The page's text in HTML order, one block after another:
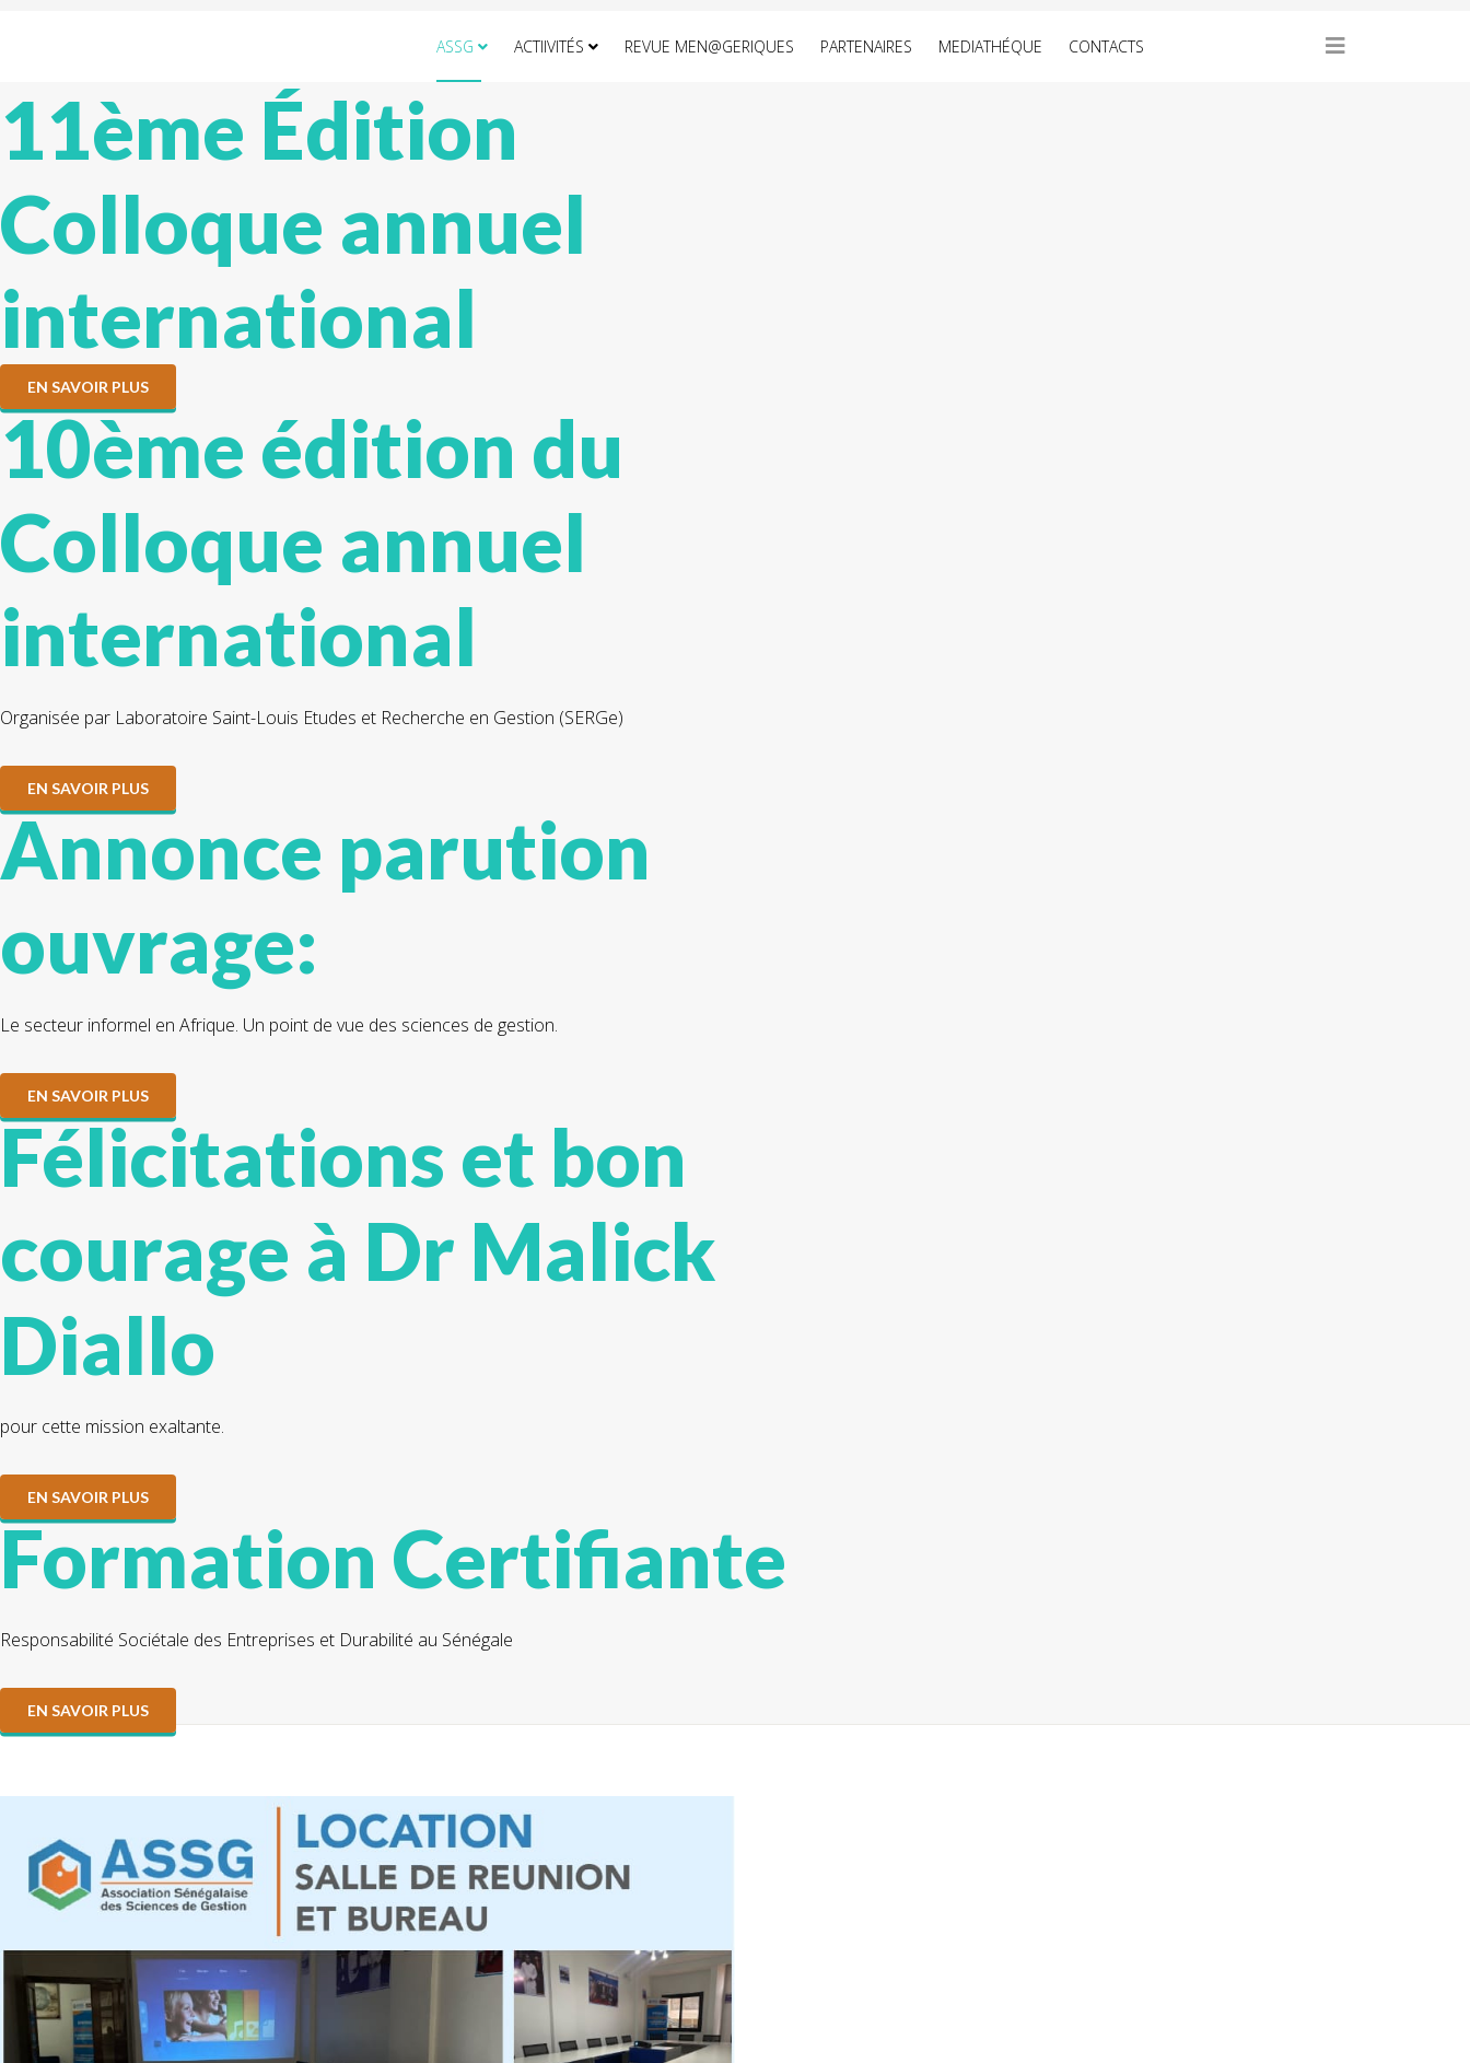
ASSG ACTIIVITÉS REVUE MEN@GERIQUES PARTENAIRES MEDIATHÉQUE CONTACTS
11ème Édition
Colloque annuel
international
EN SAVOIR PLUS
10ème édition du
Colloque annuel
international
Organisée par Laboratoire Saint-Louis Etudes et Recherche en Gestion (SERGe)
EN SAVOIR PLUS
Annonce parution
ouvrage:
Le secteur informel en Afrique. Un point de vue des sciences de gestion.
EN SAVOIR PLUS
Félicitations et bon
courage à Dr Malick
Diallo
pour cette mission exaltante.
EN SAVOIR PLUS
Formation Certifiante
Responsabilité Sociétale des Entreprises et Durabilité au Sénégale
EN SAVOIR PLUS